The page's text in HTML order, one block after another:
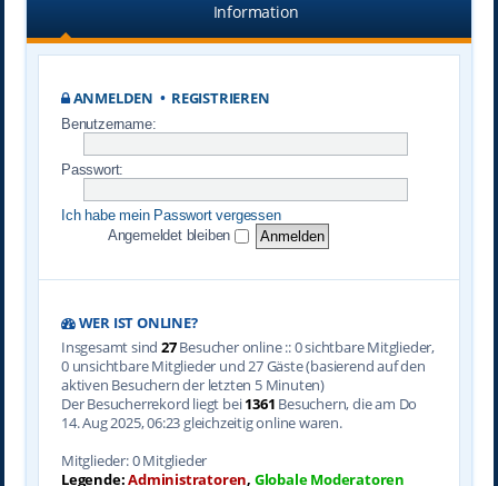
Information
ANMELDEN • REGISTRIEREN
Benutzername:
Passwort:
Ich habe mein Passwort vergessen
Angemeldet bleiben
WER IST ONLINE?
Insgesamt sind 27Besucher online :: 0 sichtbare Mitglieder,
0 unsichtbare Mitglieder und 27 Gäste (basierend auf den
aktiven Besuchern der letzten 5 Minuten)
Der Besucherrekord liegt bei1361 Besuchern, die am Do
14. Aug 2025, 06:23 gleichzeitig online waren.
Mitglieder: 0 Mitglieder
Legende:Administratoren, Globale Moderatoren